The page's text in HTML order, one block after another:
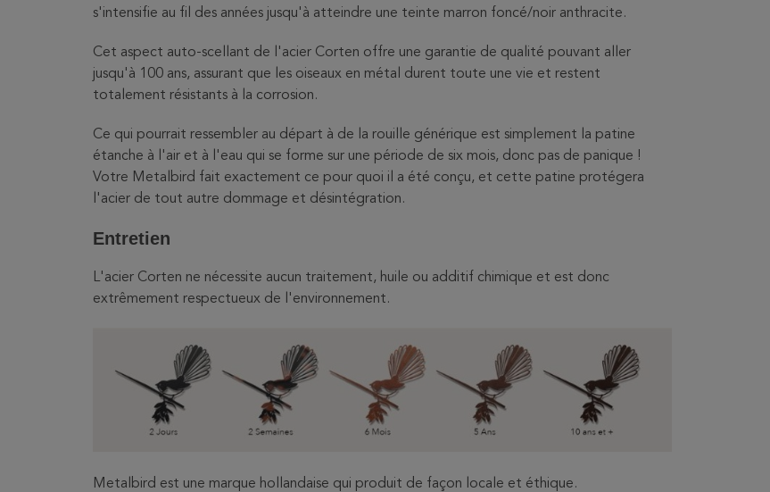
s'intensifie au fil des années jusqu'à atteindre une teinte marron foncé/noir anthracite.
Cet aspect auto-scellant de l'acier Corten offre une garantie de qualité pouvant aller
jusqu'à 100 ans, assurant que les oiseaux en métal durent toute une vie et restent
totalement résistants à la corrosion.
Ce qui pourrait ressembler au départ à de la rouille générique est simplement la patine
étanche à l'air et à l'eau qui se forme sur une période de six mois, donc pas de panique !
Votre Metalbird fait exactement ce pour quoi il a été conçu, et cette patine protégera
l'acier de tout autre dommage et désintégration.
Entretien
L'acier Corten ne nécessite aucun traitement, huile ou additif chimique et est donc
extrêmement respectueux de l'environnement.
Metalbird est une marque hollandaise qui produit de façon locale et éthique.